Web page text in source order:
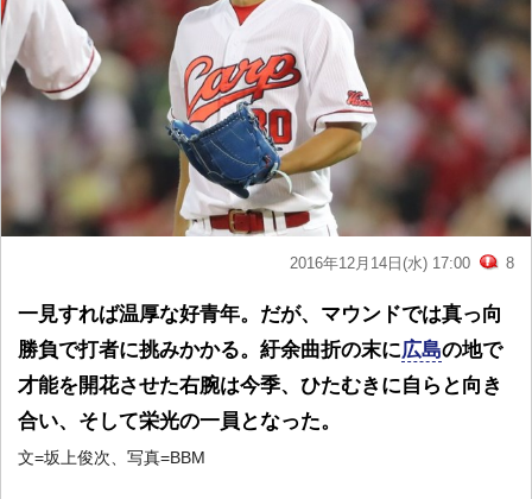
2016年12月14日(水) 17:00 8
一見すれば温厚な好青年。だが、マウンドでは真っ向
勝負で打者に挑みかかる。紆余曲折の末に広島の地で
才能を開花させた右腕は今季、ひたむきに自らと向き
合い、そして栄光の一員となった。
文=坂上俊次、写真=BBM